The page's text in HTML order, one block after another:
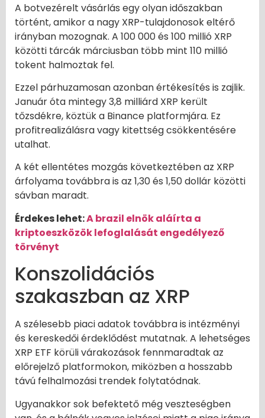
A botvezérelt vásárlás egy olyan időszakban
történt, amikor a nagy XRP-tulajdonosok eltérő
irányban mozognak. A 100 000 és 100 millió XRP
közötti tárcák márciusban több mint 110 millió
tokent halmoztak fel.
Ezzel párhuzamosan azonban értékesítés is zajlik.
Január óta mintegy 3,8 milliárd XRP került
tőzsdékre, köztük a Binance platformjára. Ez
profitrealizálásra vagy kitettség csökkentésére
utalhat.
A két ellentétes mozgás következtében az XRP
árfolyama továbbra is az 1,30 és 1,50 dollár közötti
sávban maradt.
Érdekes lehet:A brazil elnök aláírta a
kriptoeszközök lefoglalását engedélyező
törvényt
Konszolidációs
szakaszban az XRP
A szélesebb piaci adatok továbbra is intézményi
és kereskedői érdeklődést mutatnak. A lehetséges
XRP ETF körüli várakozások fennmaradtak az
előrejelző platformokon, miközben a hosszabb
távú felhalmozási trendek folytatódnak.
Ugyanakkor sok befektető még veszteségben